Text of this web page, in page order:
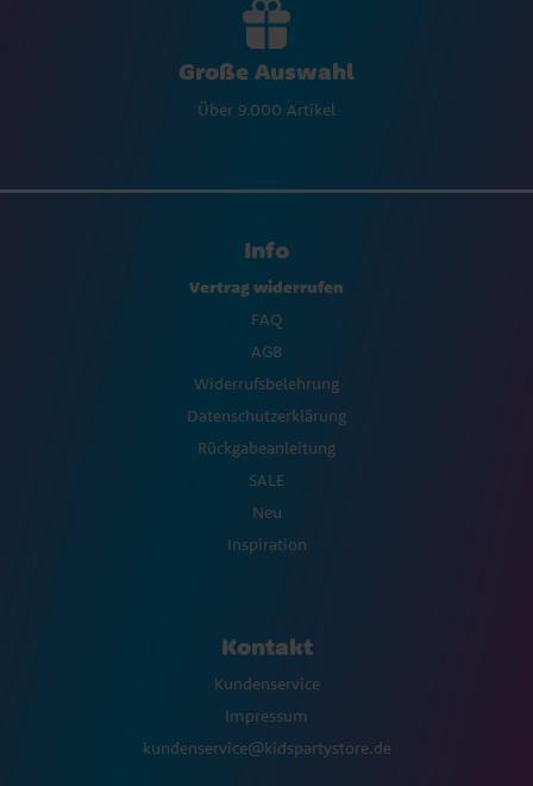
Große Auswahl
Über 9.000 Artikel
Info
Vertrag widerrufen
FAQ
AGB
Widerrufsbelehrung
Datenschutzerklärung
Rückgabeanleitung
SALE
Neu
Inspiration
Kontakt
Kundenservice
Impressum
kundenservice@kidspartystore.de